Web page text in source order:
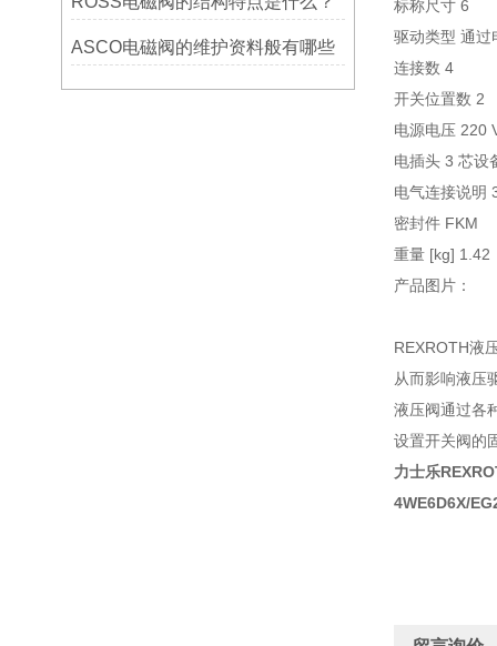
ASCO电磁阀的维护资料般有哪些
标称尺寸 6
驱动类型 通过
连接数 4
开关位置数 2
电源电压 220
电插头 3 芯设
电气连接说明
密封件 FKM
重量 [kg] 1.42
产品图片：
REXROTH液
从而影响液压
液压阀通过各
设置开关阀的
力士乐
4WE6D6X/